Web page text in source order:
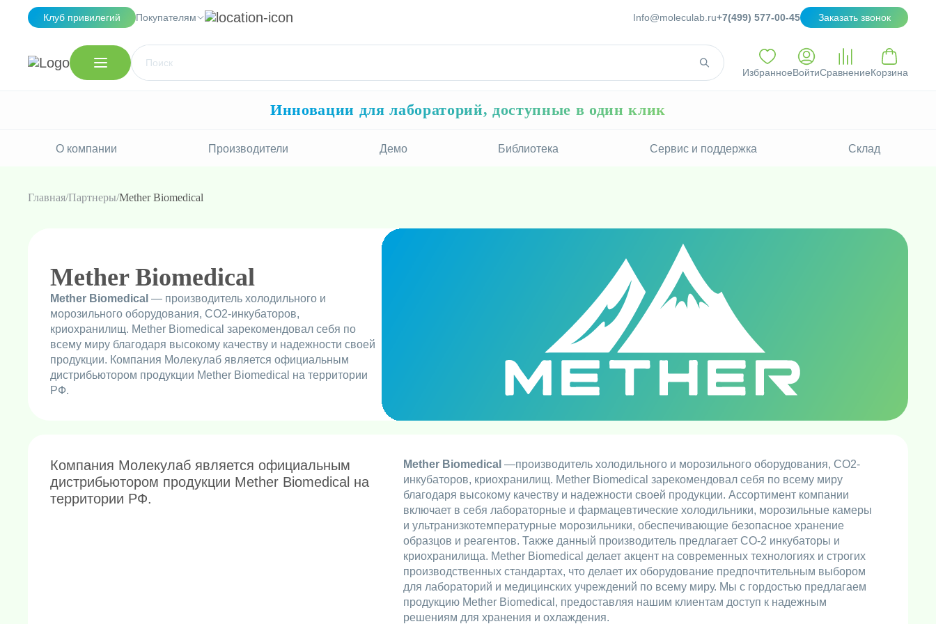
Клуб привилегий Покупателям Info@moleculab.ru+7(499) 577-00-45 Заказать звонок
ИзбранноеВойтиСравнениеКорзина
Инновации для лабораторий, доступные в один клик
О компании Производители Демо Библиотека Сервис и поддержка Склад
Главная Партнеры Mether Biomedical
Mether Biomedical
Mether Biomedical — производитель холодильного и
морозильного оборудования, CO2-инкубаторов,
криохранилищ. Mether Biomedical зарекомендовал себя по
всему миру благодаря высокому качеству и надежности своей
продукции. Компания Молекулаб является официальным
дистрибьютором продукции Mether Biomedical на территории
РФ.
Компания Молекулаб является официальным
дистрибьютором продукции Mether Biomedical на
территории РФ.
Mether Biomedical —производитель холодильного и морозильного оборудования, CO2-
инкубаторов, криохранилищ. Mether Biomedical зарекомендовал себя по всему миру
благодаря высокому качеству и надежности своей продукции. Ассортимент компании
включает в себя лабораторные и фармацевтические холодильники, морозильные камеры
и ультранизкотемпературные морозильники, обеспечивающие безопасное хранение
образцов и реагентов. Также данный производитель предлагает CO-2 инкубаторы и
криохранилища. Mether Biomedical делает акцент на современных технологиях и строгих
производственных стандартах, что делает их оборудование предпочтительным выбором
для лабораторий и медицинских учреждений по всему миру. Мы с гордостью предлагаем
продукцию Mether Biomedical, предоставляя нашим клиентам доступ к надежным
решениям для хранения и охлаждения.